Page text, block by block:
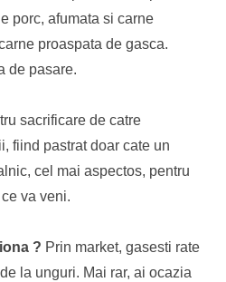
porc, afumata si carne
proaspata de gasca.
de pasare.
sacrificare de catre
fiind pastrat doar cate un
cel mai aspectos, pentru
va veni.
? Prin market, gasesti rate
la unguri. Mai rar, ai ocazia